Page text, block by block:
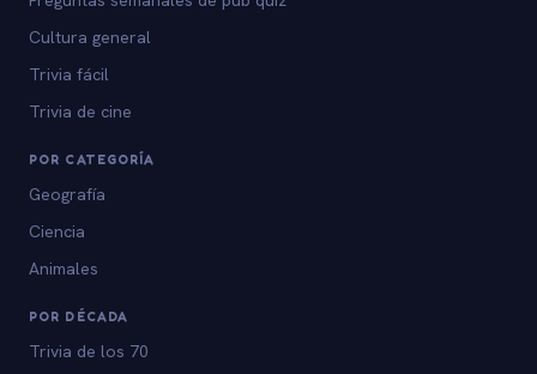
Cultura general
Trivia fácil
Trivia de cine
POR CATEGORÍA
Geografía
Ciencia
Animales
POR DÉCADA
Trivia de los 70